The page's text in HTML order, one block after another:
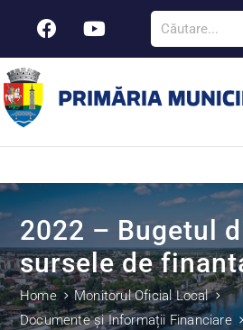
2022 – Bugetul
sursele de
Home
Monitorul Oficial Local
Documente și Informații Financiare